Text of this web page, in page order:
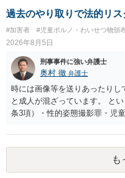
過去のやり取りで法的リ
#加害者 #児童ポルノ・わいせつ物頒
2026年8月5日
刑事事件に強い弁護士
奥村 徹 弁護士
時には画像等を送りあったり
と成人が混ざっています。 と
条3項）・性的姿態撮影罪・児
で、警察にバレれば、それなり
も